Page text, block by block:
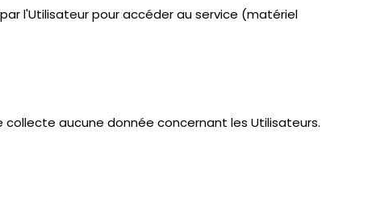
l'Utilisateur pour accéder au service (matériel
aucune donnée concernant les Utilisateurs.